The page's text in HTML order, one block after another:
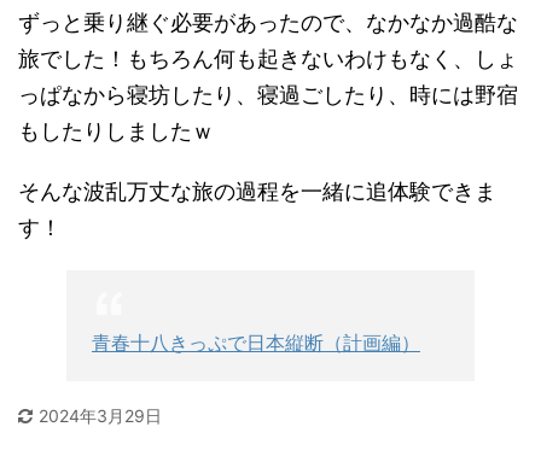
ずっと乗り継ぐ必要があったので、なかなか過酷な
旅でした！もちろん何も起きないわけもなく、しょ
っぱなから寝坊したり、寝過ごしたり、時には野宿
もしたりしましたｗ
そんな波乱万丈な旅の過程を一緒に追体験できま
す！
青春十八きっぷで日本縦断（計画編）
2024年3月29日